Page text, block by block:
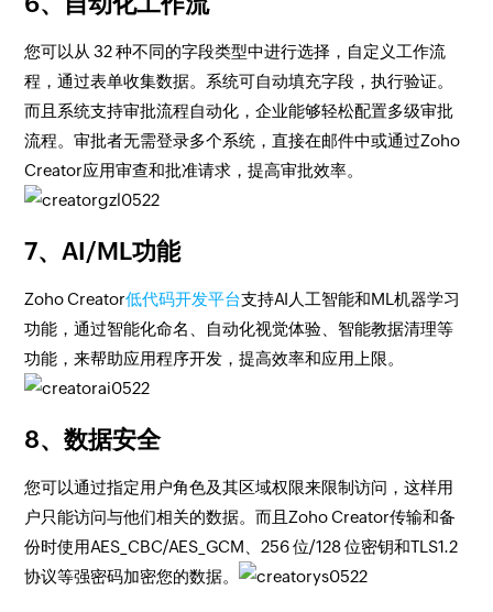
您可以从 32 种不同的字段类型中进行选择，自定义工作流
程，通过表单收集数据。系统可自动填充字段，执行验证。
而且系统支持审批流程自动化，企业能够轻松配置多级审批
流程。审批者无需登录多个系统，直接在邮件中或通过Zoho
Creator应用审查和批准请求，提高审批效率。
7、AI/ML功能
Zoho Creator低代码开发平台支持AI人工智能和ML机器学习
功能，通过智能化命名、自动化视觉体验、智能教据清理等
功能，来帮助应用程序开发，提高效率和应用上限。
8、数据安全
您可以通过指定用户角色及其区域权限来限制访问，这样用
户只能访问与他们相关的数据。而且Zoho Creator传输和备
份时使用AES_CBC/AES_GCM、256 位/128 位密钥和TLS1.2
协议等强密码加密您的数据。